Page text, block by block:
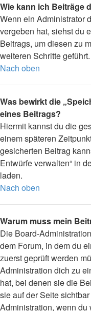
Wie kann ich Beiträge
Wenn ein Administrator
vergeben hat, siehst du
Beitrags, um diesen zu
weiteren Schritte geführt.
Nach oben
Was bewirkt die
eines Beitrags?
Hiermit kannst du die
einem späteren
gesicherten Beitrag
Entwürfe verwalten“ in
laden.
Nach oben
Warum muss mein
Die Board-
dem Forum, in dem du
zuerst geprüft werden
Administration dich zu
hat, bei denen sie die
sie auf der Seite
Administration, wenn du